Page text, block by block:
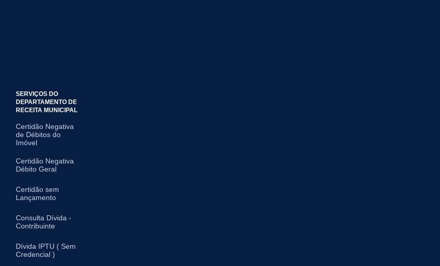
SERVIÇOS DO
DEPARTAMENTO DE
RECEITA MUNICIPAL
Certidão Negativa
de Débitos do
Imóvel
Certidão Negativa
Débito Geral
Certidão sem
Lançamento
Consulta Dívida -
Contribuinte
Dívida IPTU ( Sem
Credencial )